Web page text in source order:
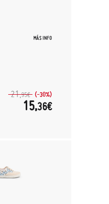
MÁS INFO
21,95€ (-30%)
15,36€